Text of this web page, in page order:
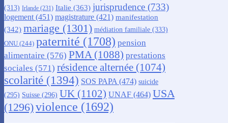
(313) Irlande (231) Italie (363) jurisprudence (733)
logement (451) magistrature (421) manifestation
(342) mariage (1301) médiation familiale (333)
ONU (244) paternité (1708) pension
alimentaire (576) PMA(1088) prestations
sociales (571) résidence alternée (1074)
scolarité (1394) SOS PAPA(474) suicide
(295) Suisse (296) UK (1102) UNAF (464) USA
(1296)violence (1692)